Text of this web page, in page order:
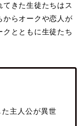
きた生徒たちはス
からオークや恋人が
とともに生徒たち
主人公が異世